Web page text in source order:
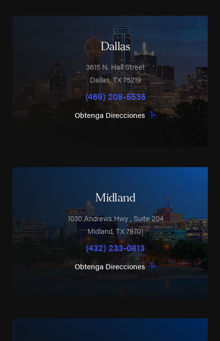
Dallas
3615 N. Hall Street
Dallas,TX75219
(469) 208-5535
Obtenga Direcciones
Midland
1030 Andrews Hwy, Suite 204
Midland,TX79701
(432) 233-0813
Obtenga Direcciones